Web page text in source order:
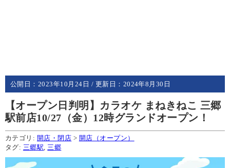
公開日： 2023年10月24日 / 更新日： 2024年8月30日
【オープン日判明】カラオケ まねきねこ 三郷
駅前店10/27（金）12時グランドオープン！
カテゴリ: 開店・閉店 > 開店（オープン）
タグ: 三郷駅,三郷